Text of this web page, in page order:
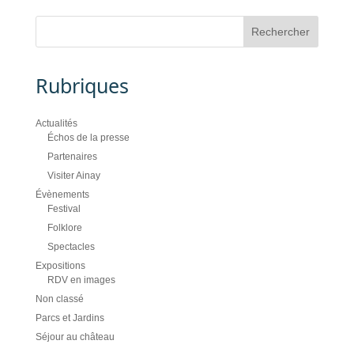
Rubriques
Actualités
Échos de la presse
Partenaires
Visiter Ainay
Évènements
Festival
Folklore
Spectacles
Expositions
RDV en images
Non classé
Parcs et Jardins
Séjour au château